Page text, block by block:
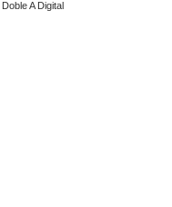
Doble A Digital